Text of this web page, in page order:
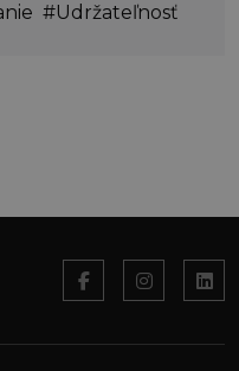
#Udržateľnosť